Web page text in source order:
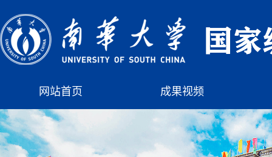
网站首页 成果视频